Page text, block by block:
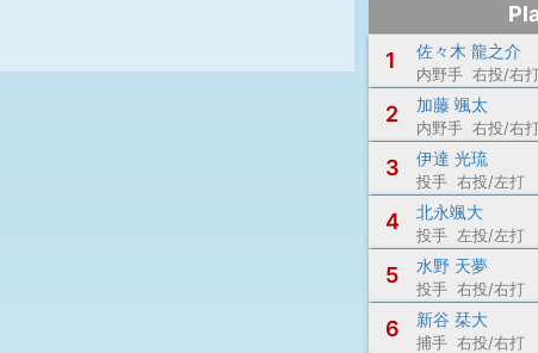
1
佐々木 龍之介
内野手 右投/右
2 加藤 颯太
内野手 右投/右
3 伊達 光琉
投手 右投/左打
4 北永颯大
投手 左投/左打
5 水野 天夢
投手 右投/右打
6 新谷 栞大
捕手 右投/右打